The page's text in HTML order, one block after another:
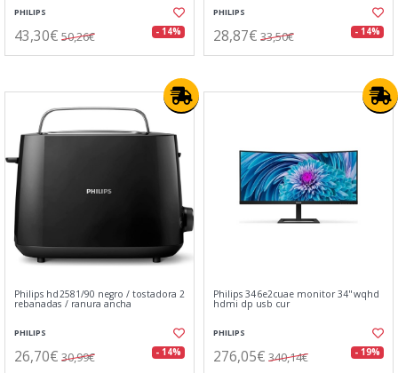
PHILIPS
43,30€ 50,26€ - 14%
PHILIPS
28,87€ 33,50€ - 14%
Philips hd2581/90 negro / tostadora 2
rebanadas / ranura ancha
PHILIPS
26,70€ 30,99€ - 14%
Philips 346e2cuae monitor 34"wqhd
hdmi dp usb cur
PHILIPS
276,05€ 340,14€ - 19%